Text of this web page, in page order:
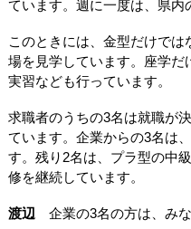
ています。週に一度は、県内
このときには、金型だけで
場を見学しています。座学
実習なども行っています。
求職者のうちの3名は就職が
ています。企業からの3名は
す。残り2名は、プラ型の中
修を継続しています。
渡辺 企業の3名の方は、みな